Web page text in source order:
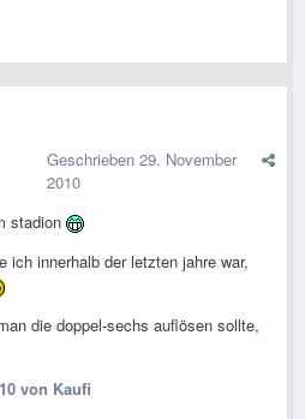
Geschrieben 29. November
2010
stadion
ich innerhalb der letzten jahre war,
die doppel-sechs auflösen sollte,
von Kaufi